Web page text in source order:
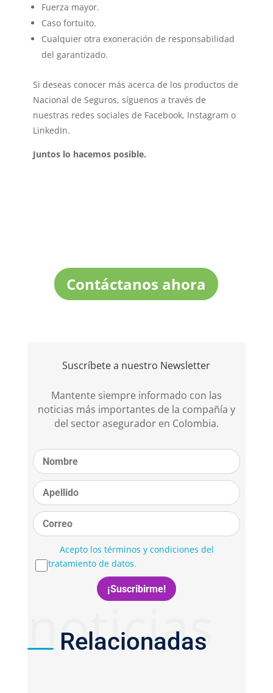
Fuerza mayor.
Caso fortuito.
Cualquier otra exoneración de responsabilidad
del garantizado.
Si deseas conocer más acerca de los productos de
Nacional de Seguros, síguenos a través de
nuestras redes sociales de Facebook, Instagram o
LinkedIn.
Juntos lo hacemos posible.
Contáctanos ahora
Suscríbete a nuestro Newsletter
Mantente siempre informado con las
noticias más importantes de la compañía y
del sector asegurador en Colombia.
Acepto los términos y condiciones del
tratamiento de datos.
noticias
Relacionadas